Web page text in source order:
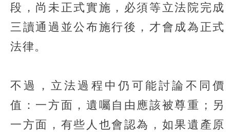
段，尚未正式實施，必須等立法院完成
三讀通過並公布施行後，才會成為正式
法律。
不過，立法過程中仍可能討論不同價
值：一方面，遺囑自由應該被尊重；另
一方面，有些人也會認為，如果遺產原